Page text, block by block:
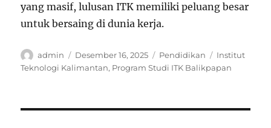
yang masif, lulusan ITK memiliki peluang besar
untuk bersaing di dunia kerja.
Author
admin
Posted
on
Desember 16, 2025 Categories
Pendidikan Tags
Institut
Teknologi Kalimantan, Program Studi ITK Balikpapan